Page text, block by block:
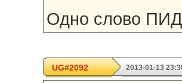
Одно слово
UG#2092 2013-01-13